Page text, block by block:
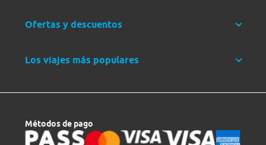
Ofertas y descuentos
Los viajes más populares
Métodos de pago